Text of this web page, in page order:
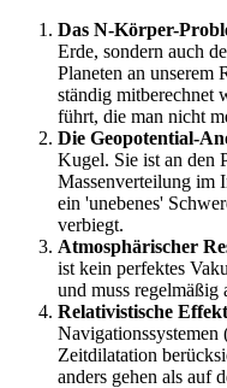
Das N-Körper-
Erde, sondern auch
Planeten an unserem
ständig mitberechnet
führt, die man nicht
Die Geopotential-
Kugel. Sie ist an den
Massenverteilung im
ein 'unebenes'
verbiegt.
Atmosphärischer
ist kein perfektes
und muss regelmäßig
Relativistische
Navigationssystemen
Zeitdilatation
anders gehen als auf